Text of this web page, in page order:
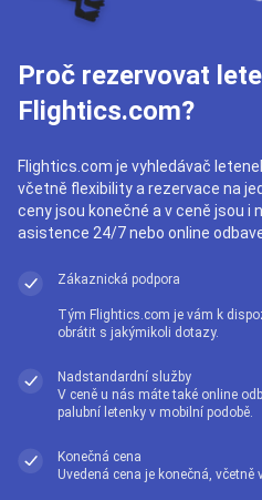
Proč rezervovat
Flightics.com?
Flightics.com je vyhledávač
včetně flexibility a rezervace na
ceny jsou konečné a v ceně jsou i
asistence 24/7 nebo online
Zákaznická podpora
Tým Flightics.com je vám k
obrátit s jakýmikoli dotazy.
Nadstandardní služby
V ceně u nás máte také online
palubní letenky v mobilní podobě.
Konečná cena
Uvedená cena je konečná, včetně